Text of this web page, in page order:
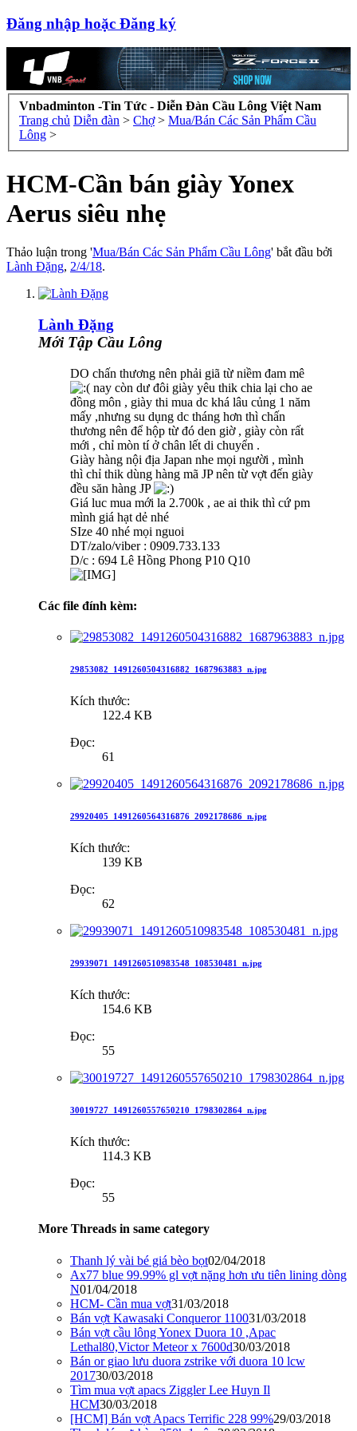
Đăng nhập hoặc Đăng ký
Vnbadminton -Tin Tức - Diễn Đàn Cầu Lông Việt Nam
Trang chủ Diễn đàn > Chợ > Mua/Bán Các Sản Phẩm Cầu
Lông >
HCM-Cần bán giày Yonex
Aerus siêu nhẹ
Thảo luận trong 'Mua/Bán Các Sản Phẩm Cầu Lông' bắt đầu bởi
Lành Đặng, 2/4/18.
Lành Đặng
Mới Tập Cầu Lông
DO chấn thương nên phải giã từ niềm đam mê
nay còn dư đôi giày yêu thik chia lại cho ae
đồng môn , giày thi mua dc khá lâu củng 1 năm
mấy ,nhưng su dụng dc tháng hơn thì chấn
thương nên để hộp từ đó den giờ , giày còn rất
mới , chỉ mòn tí ở chân lết di chuyển .
Giày hàng nội địa Japan nhe mọi người , mình
thì chỉ thik dùng hàng mã JP nên từ vợt đến giày
đều săn hàng JP
Giá luc mua mới la 2.700k , ae ai thik thì cứ pm
mình giá hạt dẻ nhé
SIze 40 nhé mọi nguoi
DT/zalo/viber : 0909.733.133
D/c : 694 Lê Hồng Phong P10 Q10
Các file đính kèm:
29853082_1491260504316882_1687963883_n.jpg
Kích thước:
122.4 KB
Đọc:
61
29920405_1491260564316876_2092178686_n.jpg
Kích thước:
139 KB
Đọc:
62
29939071_1491260510983548_108530481_n.jpg
Kích thước:
154.6 KB
Đọc:
55
30019727_1491260557650210_1798302864_n.jpg
Kích thước:
114.3 KB
Đọc:
55
More Threads in same category
Thanh lý vài bé giá bèo bọt02/04/2018
Ax77 blue 99.99% gl vợt nặng hơn ưu tiên lining dòng
N01/04/2018
HCM- Cần mua vợt31/03/2018
Bán vợt Kawasaki Conqueror 110031/03/2018
Bán vợt cầu lông Yonex Duora 10 ,Apac
Lethal80,Victor Meteor x 7600d30/03/2018
Bán or giao lưu duora zstrike với duora 10 lcw
201730/03/2018
Tìm mua vợt apacs Ziggler Lee Huyn Il
HCM30/03/2018
[HCM] Bán vợt Apacs Terrific 228 99%29/03/2018